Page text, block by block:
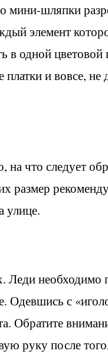
мини-шляпки
элемент
в одной
платки и вовсе,
что следует
размер
улице.
Леди
Одевшись с
Обратите
руку после